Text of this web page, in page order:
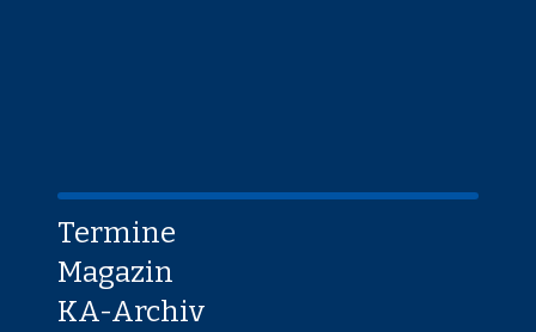
Termine
Magazin
KA-Archiv